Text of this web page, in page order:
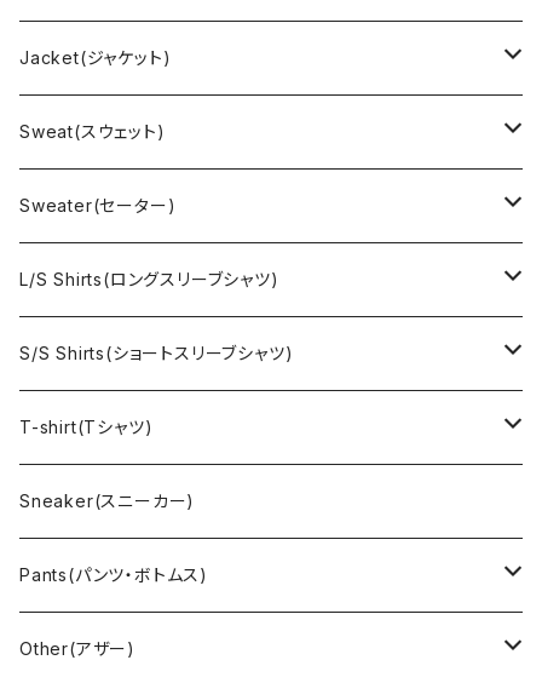
Jacket(ジャケット)
US Military(ユーエスミリタリー)
EURO Military(ユーロミリタリー）
Ralph Laurne(ラルフローレン)
Denim jacket(デニムジャケット)
Vest(ベスト)
Outdoor(アウトドア)
Cover all(カバーオール)
Nylon Jacket(ナイロンジャケット)
Sweat(スウェット)
Champion(チャンピオン)
Reverse Weave(リバースウィーブ)
Sports sweat(スポーツ スウェット)
Character(キャラクター)
Lee （リー）
Russell（ラッセル）
Sweater(セーター)
Ralph Lauren(ラルフローレン)
Brand(ブランド)
LACOSTE(ラコステ)
Cardigan(カーディガン)
Vest(ベスト)
Military （ミリタリー）
L/S Shirts(ロングスリーブシャツ)
Ralph Lauren(ラルフローレン)
Brooks Brothers(ブルックスブラザーズ)
Military（ミリタリー）
Euro(ヨーロッパ)
Work（ワーク）
S/S Shirts(ショートスリーブシャツ)
Ralph Lauren (ラルフローレン)
Hawaiian(ハワイアン)
Military (ミリタリー )
bowling（ボウリング）
T-shirt(Tシャツ)
Champion(チャンピオン)
Sport(スポーツ)
Harley Davidson(ハーレーダビッドソン)
Sneaker(スニーカー)
Pants(パンツ・ボトムス)
Carhartt,Dickies(カーハート、ディッキーズ)
Other(アザー)